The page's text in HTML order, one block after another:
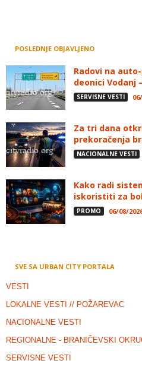
POSLEDNJE OBJAVLJENO
Radovi na
deonici Vodanj
SERVISNE VESTI
Za tri dana
prekoračenja
NACIONALNE VESTI
Kako radi
iskoristiti za
PROMO 06/08/
SVE SA URBAN CITY PORTALA
VESTI
LOKALNE VESTI // POŽAREVAC
NACIONALNE VESTI
REGIONALNE - BRANIČEVSKI
SERVISNE VESTI